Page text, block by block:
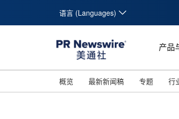
语言 (Languages)
产品
概览 最新新闻稿 专题 行